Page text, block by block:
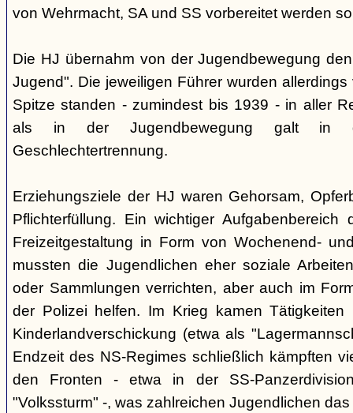
von Wehrmacht, SA und SS vorbereitet werden
Die HJ übernahm von der Jugendbewegung
Jugend". Die jeweiligen Führer wurden
Spitze standen - zumindest bis 1939 - in aller
als in der Jugendbewegung galt in
Geschlechtertrennung.
Erziehungsziele der HJ waren Gehorsam,
Pflichterfüllung. Ein wichtiger
Freizeitgestaltung in Form von Wochenend-
mussten die Jugendlichen eher soziale
oder Sammlungen verrichten, aber auch im
der Polizei helfen. Im Krieg kamen
Kinderlandverschickung (etwa als
Endzeit des NS-Regimes schließlich kämpften
den Fronten - etwa in der SS-
"Volkssturm" -, was zahlreichen Jugendlichen